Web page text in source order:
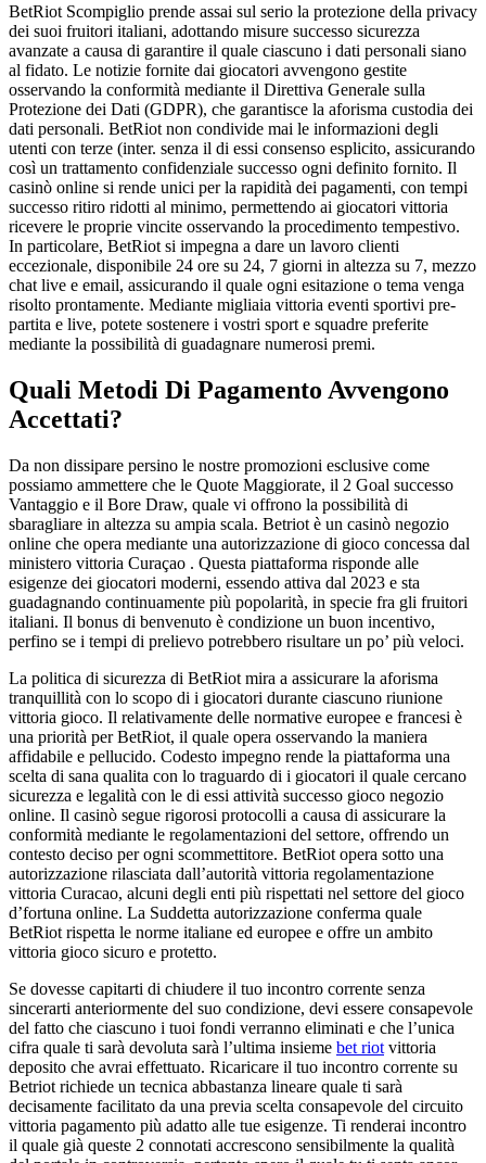
BetRiot Scompiglio prende assai sul serio la protezione della privacy
dei suoi fruitori italiani, adottando misure successo sicurezza
avanzate a causa di garantire il quale ciascuno i dati personali siano
al fidato. Le notizie fornite dai giocatori avvengono gestite
osservando la conformità mediante il Direttiva Generale sulla
Protezione dei Dati (GDPR), che garantisce la aforisma custodia dei
dati personali. BetRiot non condivide mai le informazioni degli
utenti con terze (inter. senza il di essi consenso esplicito, assicurando
così un trattamento confidenziale successo ogni definito fornito. Il
casinò online si rende unici per la rapidità dei pagamenti, con tempi
successo ritiro ridotti al minimo, permettendo ai giocatori vittoria
ricevere le proprie vincite osservando la procedimento tempestivo.
In particolare, BetRiot si impegna a dare un lavoro clienti
eccezionale, disponibile 24 ore su 24, 7 giorni in altezza su 7, mezzo
chat live e email, assicurando il quale ogni esitazione o tema venga
risolto prontamente. Mediante migliaia vittoria eventi sportivi pre-
partita e live, potete sostenere i vostri sport e squadre preferite
mediante la possibilità di guadagnare numerosi premi.
Quali Metodi Di Pagamento Avvengono
Accettati?
Da non dissipare persino le nostre promozioni esclusive come
possiamo ammettere che le Quote Maggiorate, il 2 Goal successo
Vantaggio e il Bore Draw, quale vi offrono la possibilità di
sbaragliare in altezza su ampia scala. Betriot è un casinò negozio
online che opera mediante una autorizzazione di gioco concessa dal
ministero vittoria Curaçao . Questa piattaforma risponde alle
esigenze dei giocatori moderni, essendo attiva dal 2023 e sta
guadagnando continuamente più popolarità, in specie fra gli fruitori
italiani. Il bonus di benvenuto è condizione un buon incentivo,
perfino se i tempi di prelievo potrebbero risultare un po’ più veloci.
La politica di sicurezza di BetRiot mira a assicurare la aforisma
tranquillità con lo scopo di i giocatori durante ciascuno riunione
vittoria gioco. Il relativamente delle normative europee e francesi è
una priorità per BetRiot, il quale opera osservando la maniera
affidabile e pellucido. Codesto impegno rende la piattaforma una
scelta di sana qualita con lo traguardo di i giocatori il quale cercano
sicurezza e legalità con le di essi attività successo gioco negozio
online. Il casinò segue rigorosi protocolli a causa di assicurare la
conformità mediante le regolamentazioni del settore, offrendo un
contesto deciso per ogni scommettitore. BetRiot opera sotto una
autorizzazione rilasciata dall’autorità vittoria regolamentazione
vittoria Curacao, alcuni degli enti più rispettati nel settore del gioco
d’fortuna online. La Suddetta autorizzazione conferma quale
BetRiot rispetta le norme italiane ed europee e offre un ambito
vittoria gioco sicuro e protetto.
Se dovesse capitarti di chiudere il tuo incontro corrente senza
sincerarti anteriormente del suo condizione, devi essere consapevole
del fatto che ciascuno i tuoi fondi verranno eliminati e che l’unica
cifra quale ti sarà devoluta sarà l’ultima insieme bet riot vittoria
deposito che avrai effettuato. Ricaricare il tuo incontro corrente su
Betriot richiede un tecnica abbastanza lineare quale ti sarà
decisamente facilitato da una previa scelta consapevole del circuito
vittoria pagamento più adatto alle tue esigenze. Ti renderai incontro
il quale già queste 2 connotati accrescono sensibilmente la qualità